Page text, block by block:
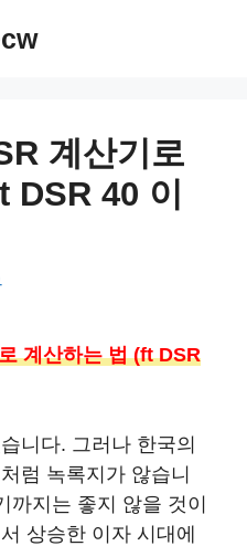
계산기로
DSR 40 이
계산하는 법 (ft DSR
니다. 그러나 한국의
럼 녹록지가 않습니
지는 좋지 않을 것이
상승한 이자 시대에